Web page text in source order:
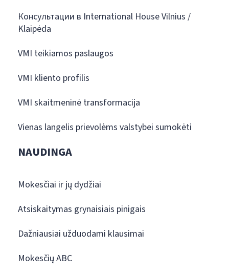
Консультации в International House Vilnius /
Klaipėda
VMI teikiamos paslaugos
VMI kliento profilis
VMI skaitmeninė transformacija
Vienas langelis prievolėms valstybei sumokėti
NAUDINGA
Mokesčiai ir jų dydžiai
Atsiskaitymas grynaisiais pinigais
Dažniausiai užduodami klausimai
Mokesčių ABC